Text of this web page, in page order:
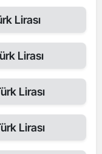
Lirası
Lirası
Lirası
Lirası